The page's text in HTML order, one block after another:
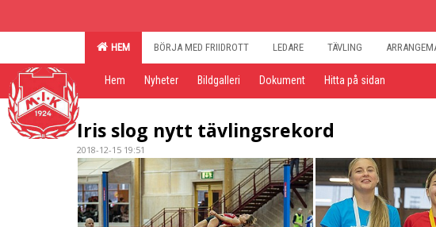
HEM BÖRJA MED FRIIDROTT LEDARE TÄVLING
Hem Nyheter Bildgalleri Dokument Hitta på sidan
Iris slog nytt tävlingsrekord
2018-12-15 19:51